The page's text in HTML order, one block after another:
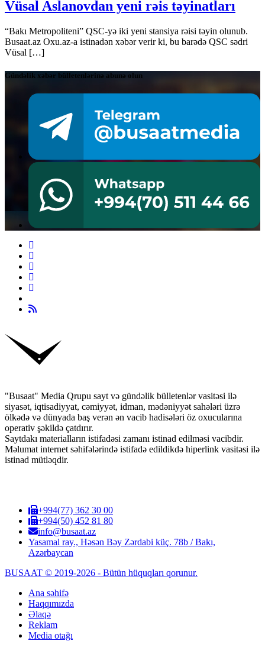
Vüsal Aslanovdan yeni rəis təyinatları
“Bakı Metropoliteni” QSC-yə iki yeni stansiya rəisi təyin olunub.
Busaat.az Oxu.az-a istinadən xəbər verir ki, bu barədə QSC sədri
Vüsal […]
Gündəlik xəbər bülletenlərinə abunə olun
"Busaat" Media Qrupu sayt və gündəlik bülletenlər vasitəsi ilə
siyasət, iqtisadiyyat, cəmiyyət, idman, mədəniyyət sahələri üzrə
ölkədə və dünyada baş verən ən vacib hadisələri öz oxucularına
operativ şəkildə çatdırır.
Saytdakı materialların istifadəsi zamanı istinad edilməsi vacibdir.
Məlumat internet səhifələrində istifadə edildikdə hiperlink vasitəsi ilə
istinad mütləqdir.
+994(77) 362 30 00
+994(50) 452 81 80
info@busaat.az
Yasamal ray., Həsən Bəy Zərdabi küç. 78b / Bakı,
Azərbaycan
BUSAAT © 2019-2026 - Bütün hüquqları qorunur.
Ana səhifə
Haqqımızda
Əlaqə
Reklam
Media otağı